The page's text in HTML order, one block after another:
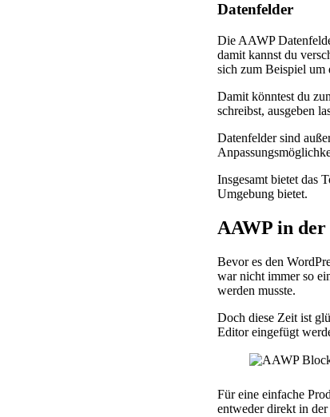
Datenfelder
Die AAWP
damit kannst du
sich zum Beispiel um
Damit könntest du
schreibst, ausgeben
Datenfelder sind
Insgesamt bietet das
Umgebung bietet.
AAWP in
Bevor es den
war nicht immer so
werden musste.
Doch diese Zeit ist
Editor eingefügt
Für eine einfache
entweder direkt in